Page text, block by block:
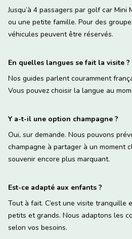
Jusqu’à 4 passagers par golf car Mini
ou une petite famille. Pour des
véhicules peuvent être réservés.
En quelles langues se fait la visite ?
Nos guides parlent couramment
Vous pouvez choisir la langue au
Y a-t-il une option champagne ?
Oui, sur demande. Nous pouvons
champagne à partager à un moment
souvenir encore plus marquant.
Est-ce adapté aux enfants ?
Tout à fait. C’est une visite tranquille
petits et grands. Nous adaptons les
selon vos besoins.